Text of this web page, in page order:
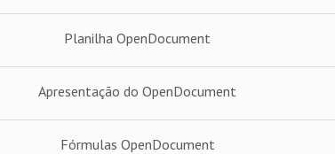
Planilha OpenDocument
Apresentação do OpenDocument
Fórmulas OpenDocument